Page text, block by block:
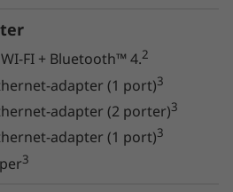
FI + Bluetooth™ 4.2
adapter (1 port)3
adapter (2 porter)3
adapter (1 port)3
3